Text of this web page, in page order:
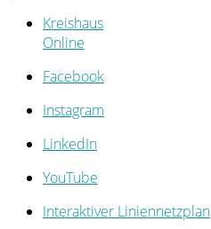
Kreishaus
Online
Facebook
Instagram
LinkedIn
YouTube
Interaktiver Liniennetzplan